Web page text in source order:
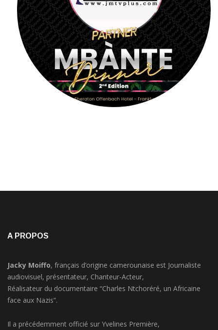
A PROPOS
Jacky Moiffo, français d’origine camerounaise est Journaliste
audiovisuel, présentateur, Chanteur-Acteur,
Réalisateur du documentaire “Charles Ntchoréré, un Africaine
face aux Nazis”.
Il a précédemment officié sur Yvelines Première,